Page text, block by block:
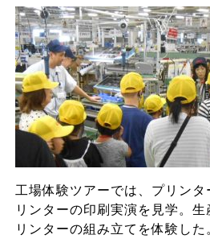
工場体験ツアーでは、プリン
リンターの印刷実演を見学。
リンターの組み立てを体験した